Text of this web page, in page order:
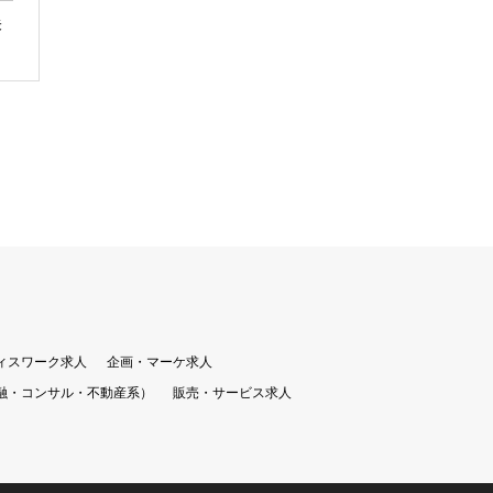
スワーク求人
企画・マーケ求人
・コンサル・不動産系）
販売・サービス求人